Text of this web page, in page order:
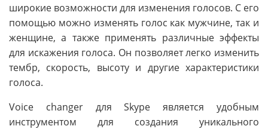
широкие возможности для изменения голосов. С его
помощью можно изменять голос как мужчине, так и
женщине, а также применять различные эффекты
для искажения голоса. Он позволяет легко изменить
тембр, скорость, высоту и другие характеристики
голоса.
Voice changer для Skype является удобным
инструментом для создания уникального